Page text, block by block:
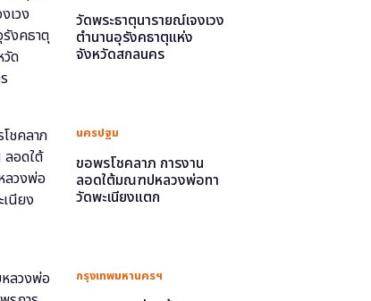
วัดพระธาตุนารายณ์เจงเวง
ตำนานอุรังคธาตุแห่ง
จังหวัดสกลนคร
นครปฐม
ขอพรโชคลาภ การงาน
ลอดใต้มณฑปหลวงพ่อทา
วัดพะเนียงแตก
กรุงเทพมหานครฯ